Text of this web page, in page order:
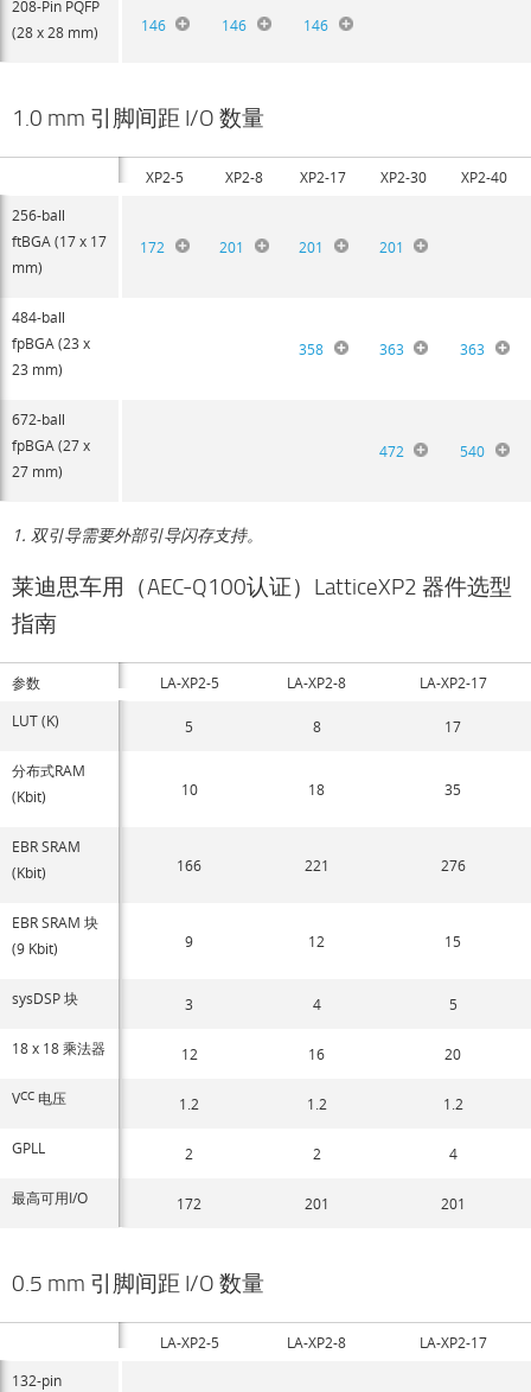
208-Pin PQFP
(28 x 28 mm)
146 146 146
1.0 mm 引脚间距 I/O 数量
XP2-5 XP2-8 XP2-17 XP2-30
XP2-40
256-ball
ftBGA (17 x 17
mm)
172 201 201 201
484-ball
fpBGA (23 x
23 mm)
358 363 363
672-ball
fpBGA (27 x
27 mm)
472 540
1. 双引导需要外部引导闪存支持。
莱迪思车用（AEC-Q100认证）LatticeXP2 器件选型
指南
参数 LA-XP2-5 LA-XP2-8
LA-XP2-17
LUT (K)
5 8 17
分布式RAM
(Kbit)
10 18 35
EBR SRAM
(Kbit)
166 221 276
EBR SRAM 块
(9 Kbit)
9 12 15
sysDSP 块 3 4 5
18 x 18 乘法器 12 16 20
VCC 电压 1.2 1.2 1.2
GPLL 2 2 4
最高可用I/O 172 201 201
0.5 mm 引脚间距 I/O 数量
LA-XP2-5 LA-XP2-8
LA-XP2-17
132-pin